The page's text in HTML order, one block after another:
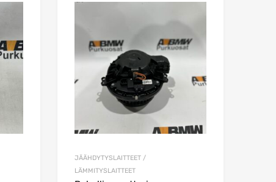
JÄÄHDYTYSLAITTEET /
LÄMMITYSLAITTEET